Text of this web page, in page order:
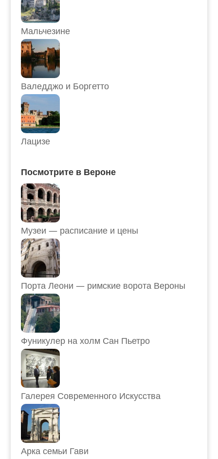
Мальчезине
Валедджо и Боргетто
Лацизе
Посмотрите в Вероне
Музеи — расписание и цены
Порта Леони — римские ворота Вероны
Фуникулер на холм Сан Пьетро
Галерея Современного Искусства
Арка семьи Гави